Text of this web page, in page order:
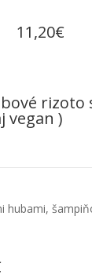
11,20€
rizoto
vegan )
hubami,